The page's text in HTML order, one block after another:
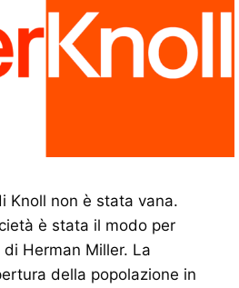
Knoll non è stata vana.
è stata il modo per
Herman Miller. La
della popolazione in